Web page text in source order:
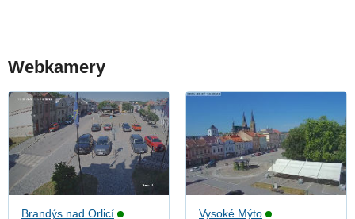
Webkamery
Brandýs nad Orlicí
Vysoké Mýto